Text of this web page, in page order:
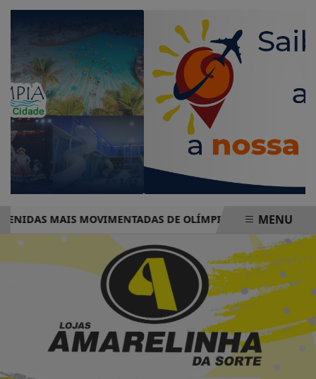
MAIS MOVIMENTADAS DE OLÍMPIA COMPLETO –
EM ALTA
MENU